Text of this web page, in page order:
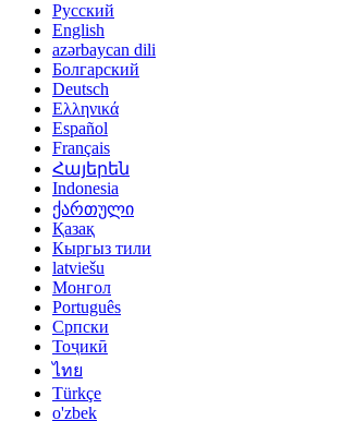
Русский
English
azərbaycan dili
Болгарский
Deutsch
Ελληνικά
Español
Français
Հայերեն
Indonesia
ქართული
Қазақ
Кыргыз тили
latviešu
Монгол
Português
Српски
Тоҷикӣ
ไทย
Türkçe
o'zbek